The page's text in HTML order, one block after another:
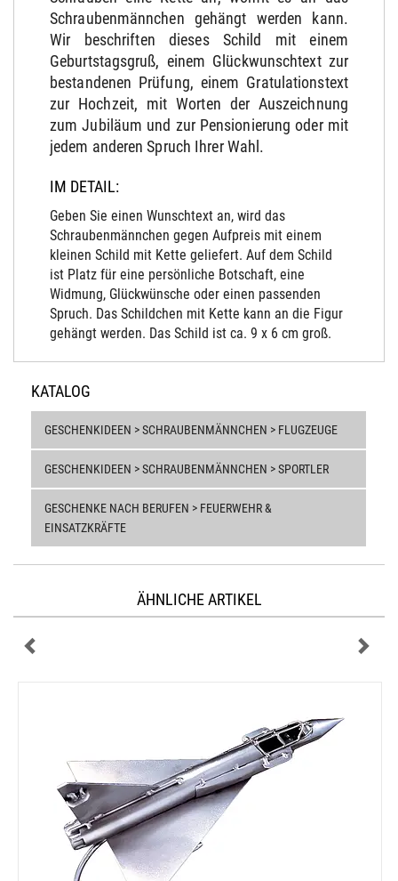
Schraubenmännchen gehängt werden kann.
Wir beschriften dieses Schild mit einem
Geburtstagsgruß, einem Glückwunschtext zur
bestandenen Prüfung, einem Gratulationstext
zur Hochzeit, mit Worten der Auszeichnung
zum Jubiläum und zur Pensionierung oder mit
jedem anderen Spruch Ihrer Wahl.
IM DETAIL:
Geben Sie einen Wunschtext an, wird das
Schraubenmännchen gegen Aufpreis mit einem
kleinen Schild mit Kette geliefert. Auf dem Schild
ist Platz für eine persönliche Botschaft, eine
Widmung, Glückwünsche oder einen passenden
Spruch. Das Schildchen mit Kette kann an die Figur
gehängt werden. Das Schild ist ca. 9 x 6 cm groß.
KATALOG
GESCHENKIDEEN > SCHRAUBENMÄNNCHEN > FLUGZEUGE
GESCHENKIDEEN > SCHRAUBENMÄNNCHEN > SPORTLER
GESCHENKE NACH BERUFEN > FEUERWEHR &
EINSATZKRÄFTE
ÄHNLICHE ARTIKEL